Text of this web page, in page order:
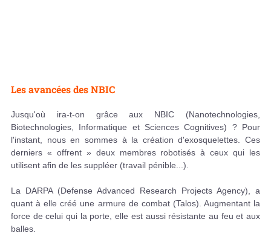
Les avancées des NBIC
Jusqu'où ira-t-on grâce aux NBIC (Nanotechnologies,
Biotechnologies, Informatique et Sciences Cognitives) ? Pour
l'instant, nous en sommes à la création d'exosquelettes. Ces
derniers « offrent » deux membres robotisés à ceux qui les
utilisent afin de les suppléer (travail pénible...).
La DARPA (Defense Advanced Research Projects Agency), a
quant à elle créé une armure de combat (Talos). Augmentant la
force de celui qui la porte, elle est aussi résistante au feu et aux
balles.